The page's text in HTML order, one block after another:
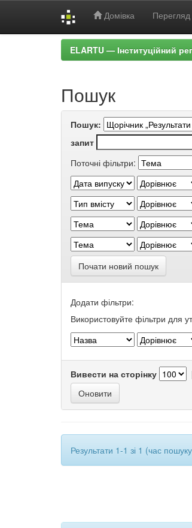
Домівка Перегляд
ELARTU — Інституційний
Пошук
Пошук:
запит
Поточні фільтри:
Почати новий пошук
Додати фільтри:
Використовуйте фільтри для
Вивести на сторінку
Результати 1-1 зі 1 (час